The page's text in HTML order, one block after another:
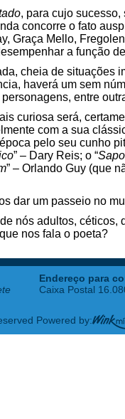
, para cujo
concorre o fato
Graça Mello,
a função
cheia de situações
haverá um sem
entre
curiosa será,
com a sua
pelo seu cunho
” – Dary Reis; o “Sapo
” – Orlando Guy (que
dar um passeio no
nós adultos,
nos fala o poeta?
Endereço para
Caixa Postal
Powered by: